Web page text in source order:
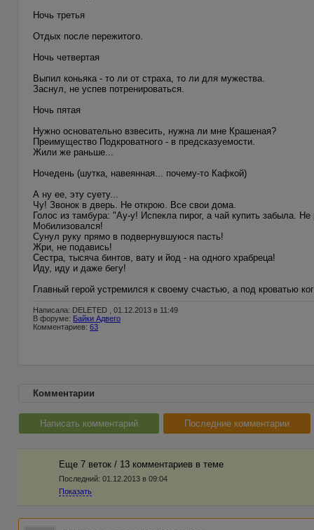
Ночь третья
Отдых после пережитого.
Ночь четвертая
Выпил коньяка - то ли от страха, то ли для мужества.
Заснул, не успев потренироваться.
Ночь пятая
Нужно основательно взвесить, нужна ли мне Крашеная?
Преимущество Подкроватного - в предсказуемости.
Жили же раньше...
Ночедень (шутка, навеянная... почему-то Кафкой)
А ну ее, эту суету...
Чу! Звонок в дверь. Не открою. Все свои дома.
Голос из тамбура: "Ау-у! Испекла пирог, а чай купить забыла.
Мобилизовался!
Сунул руку прямо в подвернувшуюся пасть!
Жри, не подавись!
Сестра, тысяча бинтов, вату и йод - на одного храбреца!
Иду, иду и даже бегу!
Главный герой устремился к своему счастью, а под кроватью
Написала: DELETED , 01.12.2013 в 11:49
В форуме: Байки Адвего
Комментариев: 63
Комментарии
Написать комментарий Последние комментарии
Еще 7 веток / 13 комментариев в темe
Последний: 01.12.2013 в 09:04
Показать